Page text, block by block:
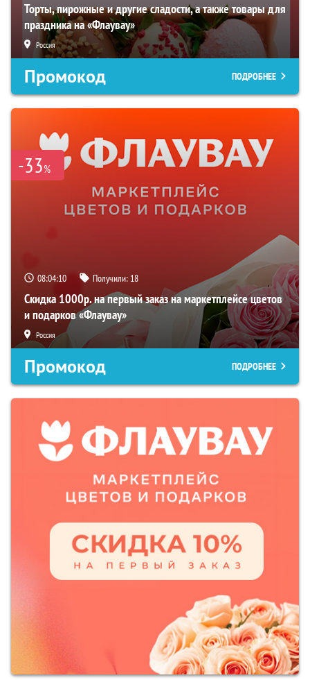
Торты, пирожные и другие сладости, а также товары для
праздника на «Флаувау»
Россия
Промокод ПОДРОБНЕЕ
-33%
08:04:09 Получили: 18
Скидка 1000р. на первый заказ на маркетплейсе цветов
и подарков «Флаувау»
Россия
Промокод ПОДРОБНЕЕ